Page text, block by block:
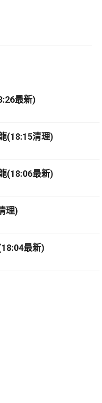
最新)
(18:15清理)
(18:06最新)
理)
最新)